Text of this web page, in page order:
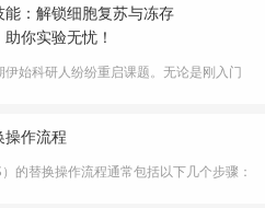
如何精准选型，避免“性能过剩”或“支持
度洞察科研痛点，基于对细胞培养需求的
质量···
能：解锁细胞复苏与冻存
你实验无忧！
始科研人纷纷重启课题。无论是刚入门
延迟，重则珍贵细胞株全军覆没！本期
梳理细胞复苏与冻存的全流程技术要点 +
操作流程
的替换操作流程通常包括以下几个步骤：